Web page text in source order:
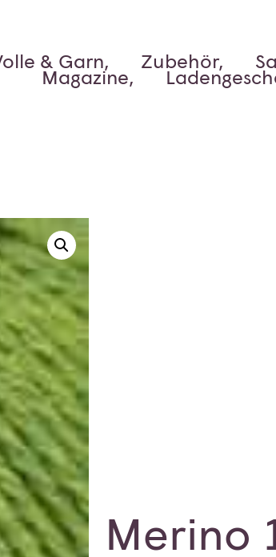
& Garn, Zubehör,
Magazine,
Merino